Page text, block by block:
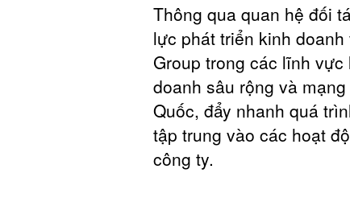
Thông qua quan hệ đối
lực phát triển kinh
Group trong các lĩnh
doanh sâu rộng và
Quốc, đẩy nhanh quá
tập trung vào các hoạt
công ty.